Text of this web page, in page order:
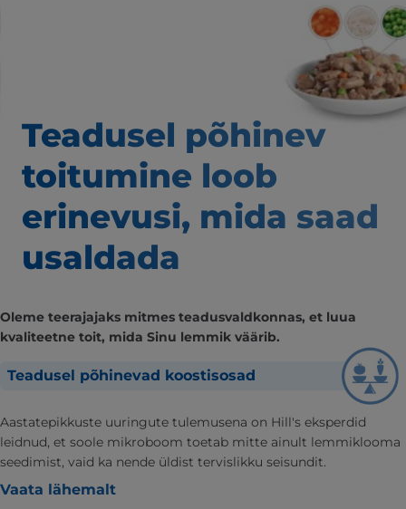
Teadusel põhinev
toitumine loob
erinevusi, mida saad
usaldada
Oleme teerajajaks mitmes teadusvaldkonnas, et luua
kvaliteetne toit, mida Sinu lemmik väärib.
Teadusel põhinevad koostisosad
Aastatepikkuste uuringute tulemusena on Hill's eksperdid
leidnud, et soole mikroboom toetab mitte ainult lemmiklooma
seedimist, vaid ka nende üldist tervislikku seisundit.
Vaata lähemalt